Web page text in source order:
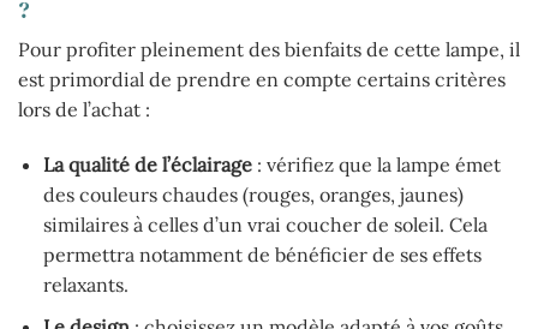
?
Pour profiter pleinement des bienfaits de cette lampe, il
est primordial de prendre en compte certains critères
lors de l’achat :
La qualité de l’éclairage: vérifiez que la lampe émet
des couleurs chaudes (rouges, oranges, jaunes)
similaires à celles d’un vrai coucher de soleil. Cela
permettra notamment de bénéficier de ses effets
relaxants.